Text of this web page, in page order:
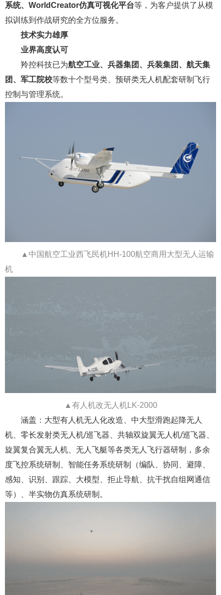
系统、WorldCreator仿真可视化平台等，为客户提供了从模
拟训练到作战研究的全方位服务。
技术实力雄厚
业界高度认可
羚控科技已为航空工业、兵器集团、兵装集团、航天集
团、军工院校等数十个型号类、预研类无人机配套研制飞行
控制与管理系统。
▲ 中国航空工业西飞民机HH-100航空商用大型无人运输
机
▲有人机改无人机LK-2000
涵盖：大型有人机无人化改造、中大型滑跑起降无人
机、零长发射类无人机/巡飞器、共轴双旋翼无人机/巡飞器、
旋翼复合翼无人机、无人飞艇等各类无人飞行器研制，多余
度飞控系统研制、智能任务系统研制（编队、协同、避障、
感知、识别、跟踪、大模型、拒止导航、抗干扰自组网通信
等）、半实物仿真系统研制。